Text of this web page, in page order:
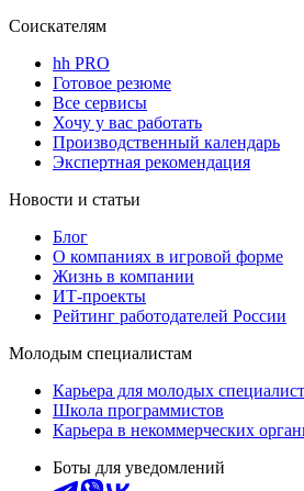
Соискателям
hh PRO
Готовое резюме
Все сервисы
Хочу у вас работать
Производственный календарь
Экспертная рекомендация
Новости и статьи
Блог
О компаниях в игровой форме
Жизнь в компании
ИТ-проекты
Рейтинг работодателей России
Молодым специалистам
Карьера для молодых
Школа программистов
Карьера в некоммерческих
Боты для уведомлений